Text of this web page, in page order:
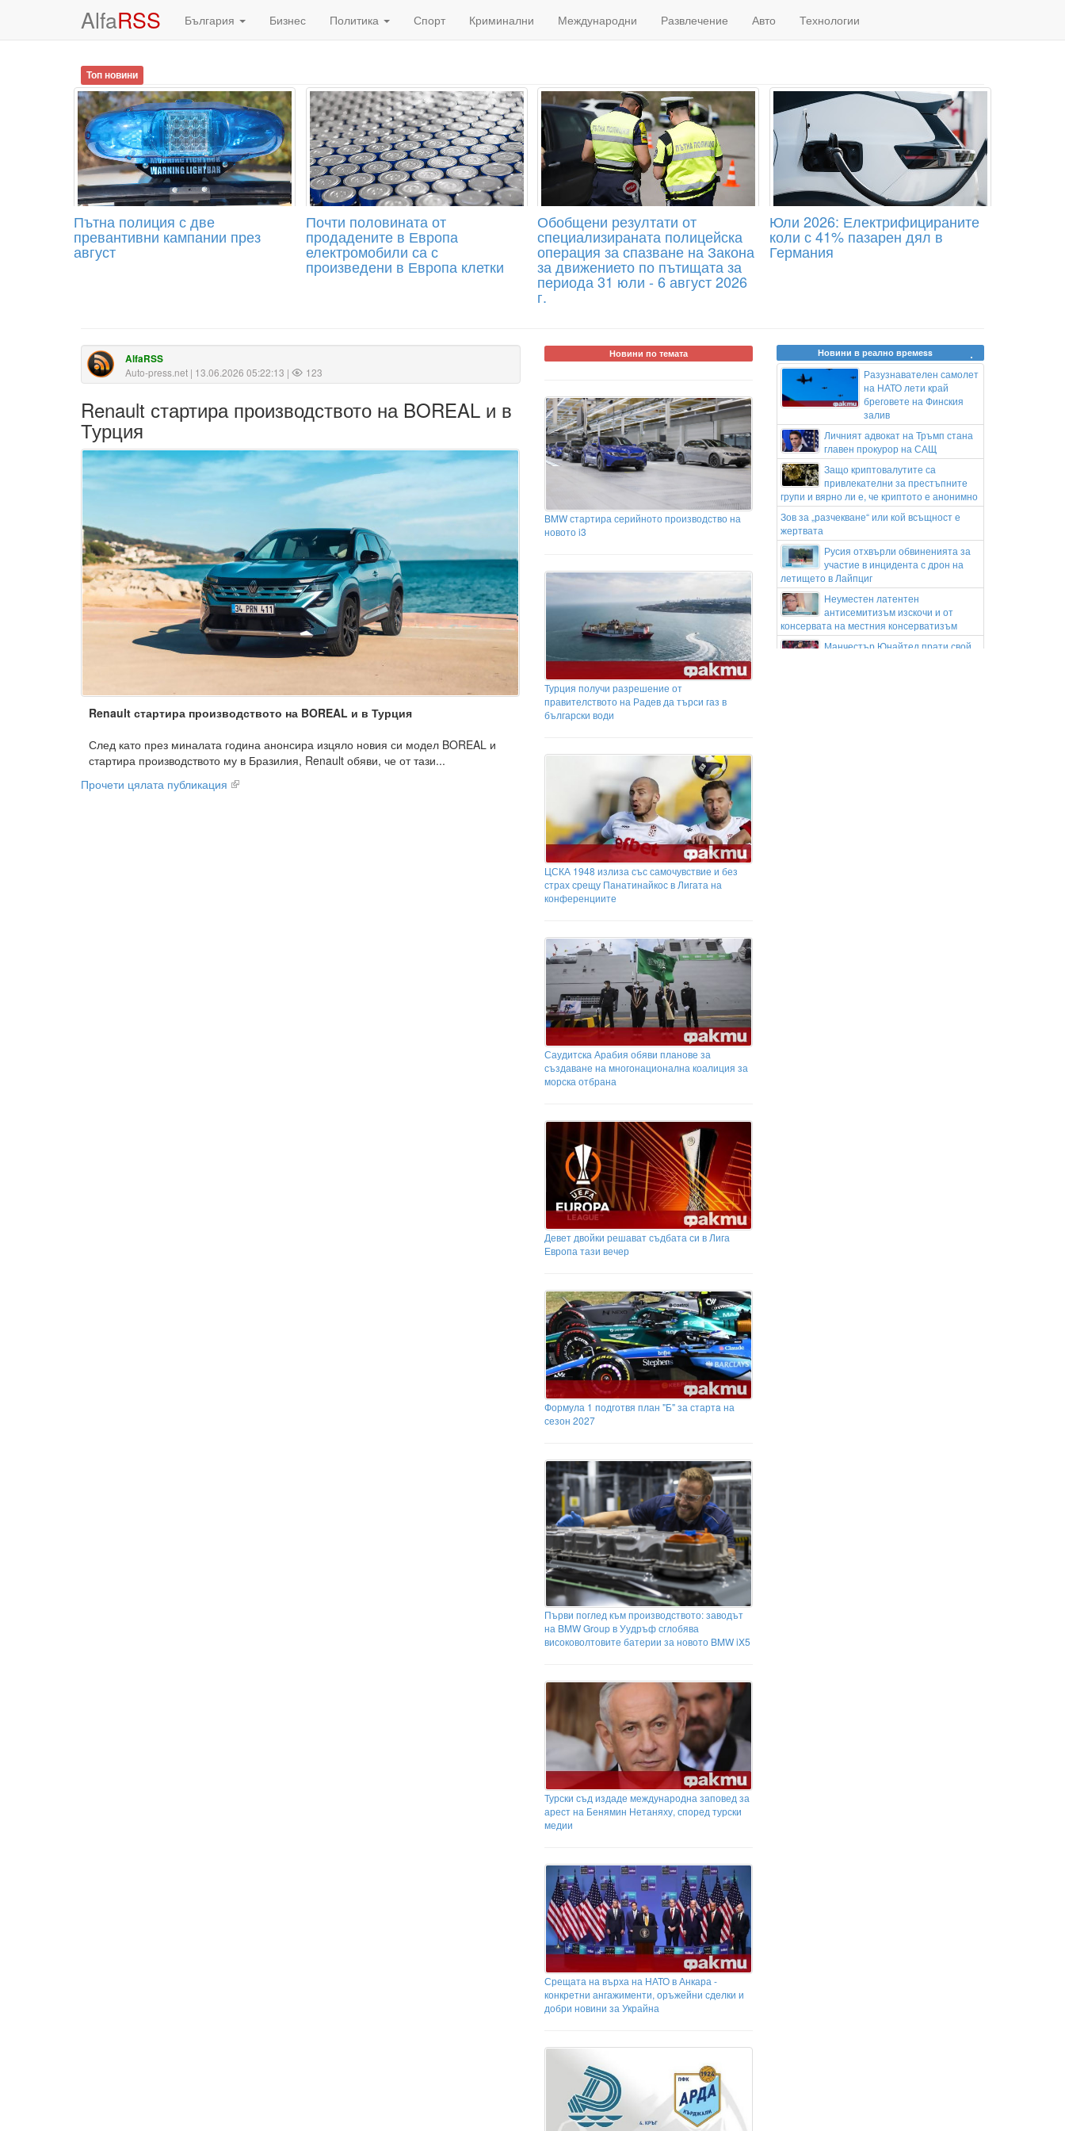
AlfaRSS България Бизнес Политика Спорт Криминални Международни Развлечение Авто Технологии
Топ новини
Пътна полиция с две
превантивни кампании през
август
Почти половината от
продадените в Европа
електромобили са с
произведени в Европа клетки
Обобщени резултати от
специализираната полицейска
операция за спазване на Закона
за движението по пътищата за
периода 31 юли - 6 август 2026
г.
Юли 2026: Електрифицираните
коли с 41% пазарен дял в
Германия
AlfaRSS
Auto-press.net | 13.06.2026 05:22:13 | 123
Renault стартира производството на BOREAL и в
Турция
Renault стартира производството на BOREAL и в Турция
След като през миналата година анонсира изцяло новия си модел BOREAL и
стартира производството му в Бразилия, Renault обяви, че от тази...
Прочети цялата публикация
Новини по темата
BMW стартира серийното производство на
новото i3
Турция получи разрешение от
правителството на Радев да търси газ в
български води
ЦСКА 1948 излиза със самочувствие и без
страх срещу Панатинайкос в Лигата на
конференциите
Саудитска Арабия обяви планове за
създаване на многонационална коалиция за
морска отбрана
Девет двойки решават съдбата си в Лига
Европа тази вечер
Формула 1 подготвя план "Б" за стартa на
сезон 2027
Първи поглед към производството: заводът
на BMW Group в Уудръф сглобява
високоволтовите батерии за новото BMW iX5
Турски съд издаде международна заповед за
арест на Бенямин Нетаняху, според турски
медии
Срещата на върха на НАТО в Анкара -
конкретни ангажименти, оръжейни сделки и
добри новини за Украйна
Новини в реално времеss
Разузнавателен самолет
на НАТО лети край
бреговете на Финския
залив
Личният адвокат на Тръмп стана
главен прокурор на САЩ
Защо криптовалутите са
привлекателни за престъпните
групи и вярно ли е, че криптото е анонимно
Зов за „разчекване“ или кой всъщност е
жертвата
Русия отхвърли обвиненията за
участие в инцидента с дрон на
летището в Лайпциг
Неуместен латентен
антисемитизъм изскочи и от
консервата на местния консерватизъм
Манчестър Юнайтед прати свой